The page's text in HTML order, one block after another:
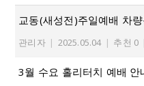
교동(새성전)주일예배 차
관리자 | 2025.05.04 | 추천 0
3월 수요 홀리터치 예배 안